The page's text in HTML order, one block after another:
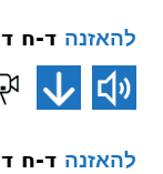
להאזנה ד-ח
להאזנה ד-ח